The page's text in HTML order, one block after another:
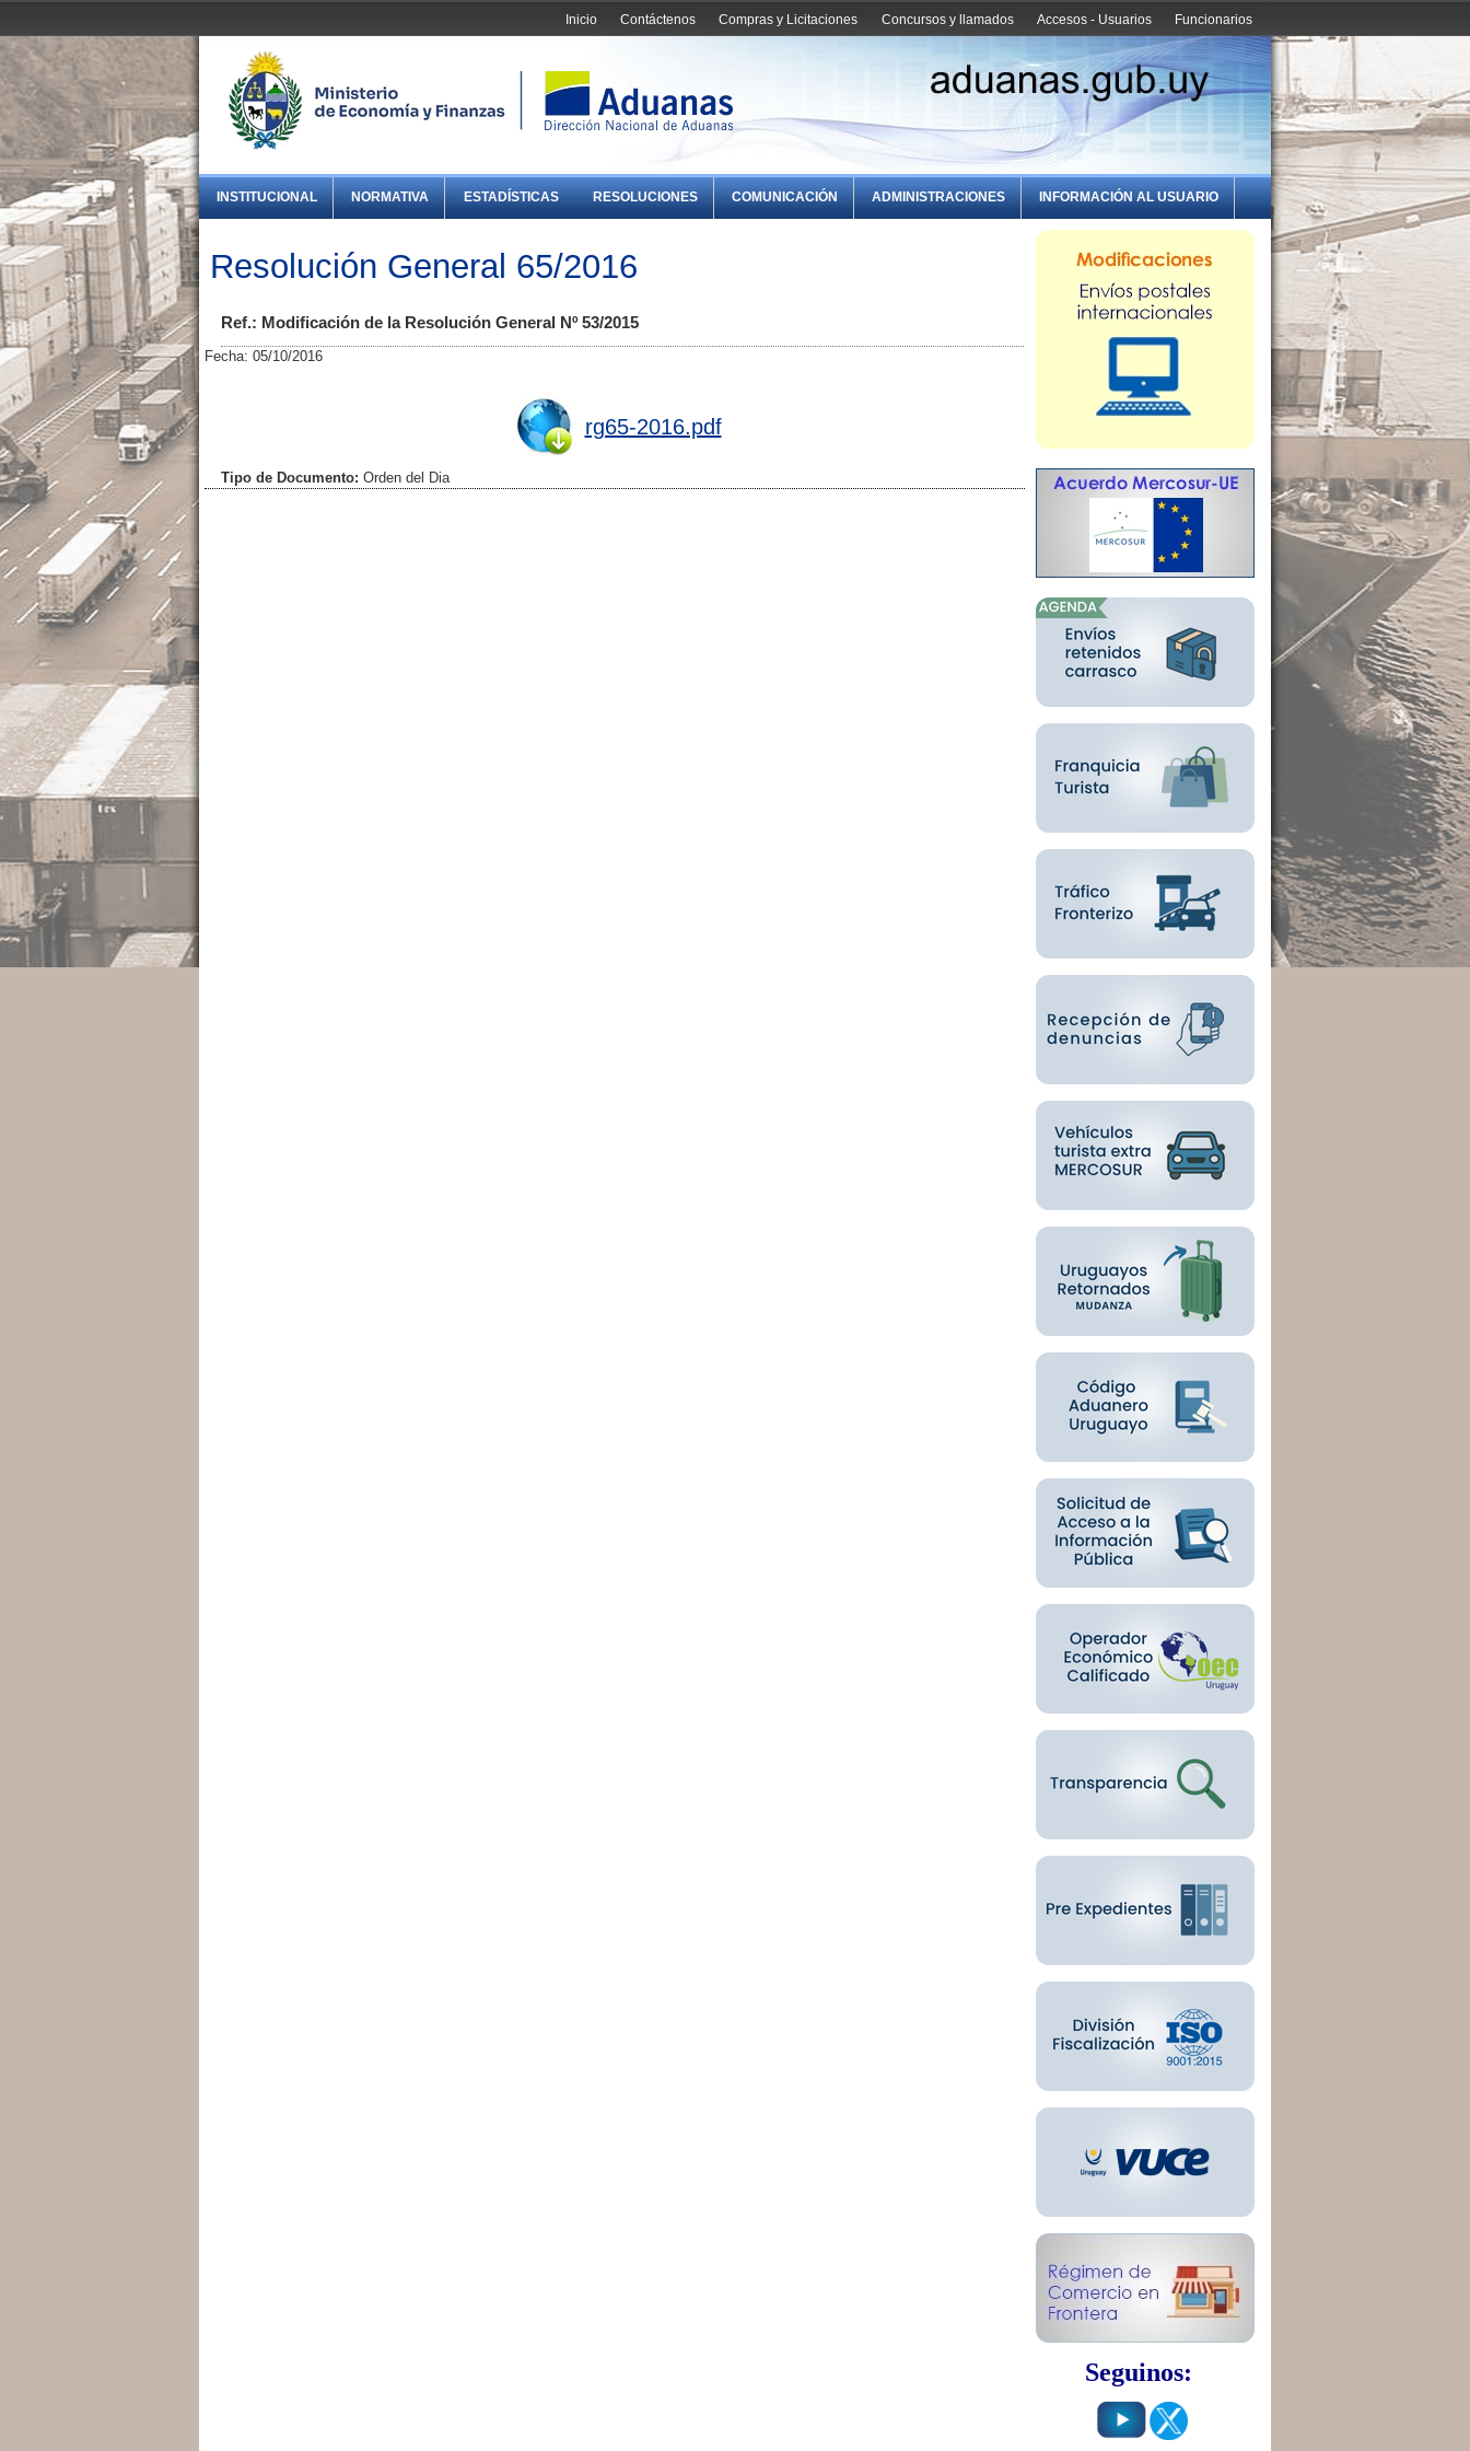
Funcionarios
Accesos - Usuarios
Concursos y llamados
Compras y Licitaciones
Contáctenos
Inicio
INSTITUCIONAL NORMATIVA ESTADÍSTICAS RESOLUCIONES COMUNICACIÓN ADMINISTRACIONES INFORMACIÓN AL USUARIO
Resolución General 65/2016
Ref.: Modificación de la Resolución General Nº 53/2015
Fecha: 05/10/2016
rg65-2016.pdf
Tipo de Documento: Orden del Dia
Seguinos: